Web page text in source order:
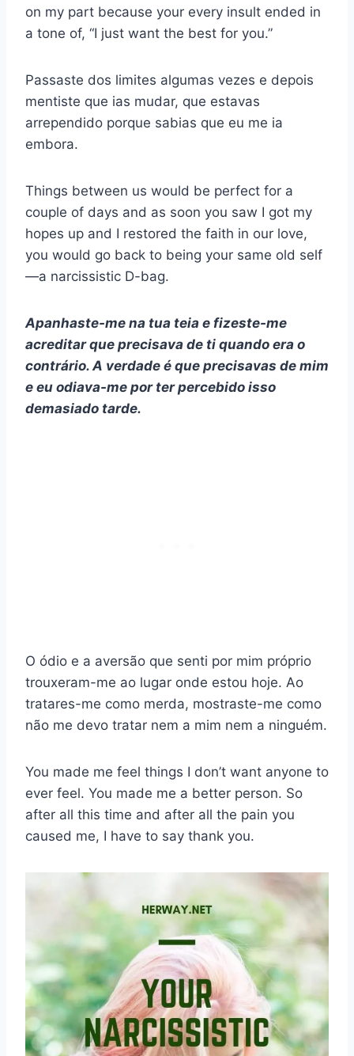
on my part because your every insult ended in
a tone of, “I just want the best for you.”
Passaste dos limites algumas vezes e depois
mentiste que ias mudar, que estavas
arrependido porque sabias que eu me ia
embora.
Things between us would be perfect for a
couple of days and as soon you saw I got my
hopes up and I restored the faith in our love,
you would go back to being your same old self
—a narcissistic D-bag.
Apanhaste-me na tua teia e fizeste-me
acreditar que precisava de ti quando era o
contrário. A verdade é que precisavas de mim
e eu odiava-me por ter percebido isso
demasiado tarde.
O ódio e a aversão que senti por mim próprio
trouxeram-me ao lugar onde estou hoje. Ao
tratares-me como merda, mostraste-me como
não me devo tratar nem a mim nem a ninguém.
You made me feel things I don’t want anyone to
ever feel. You made me a better person. So
after all this time and after all the pain you
caused me, I have to say thank you.